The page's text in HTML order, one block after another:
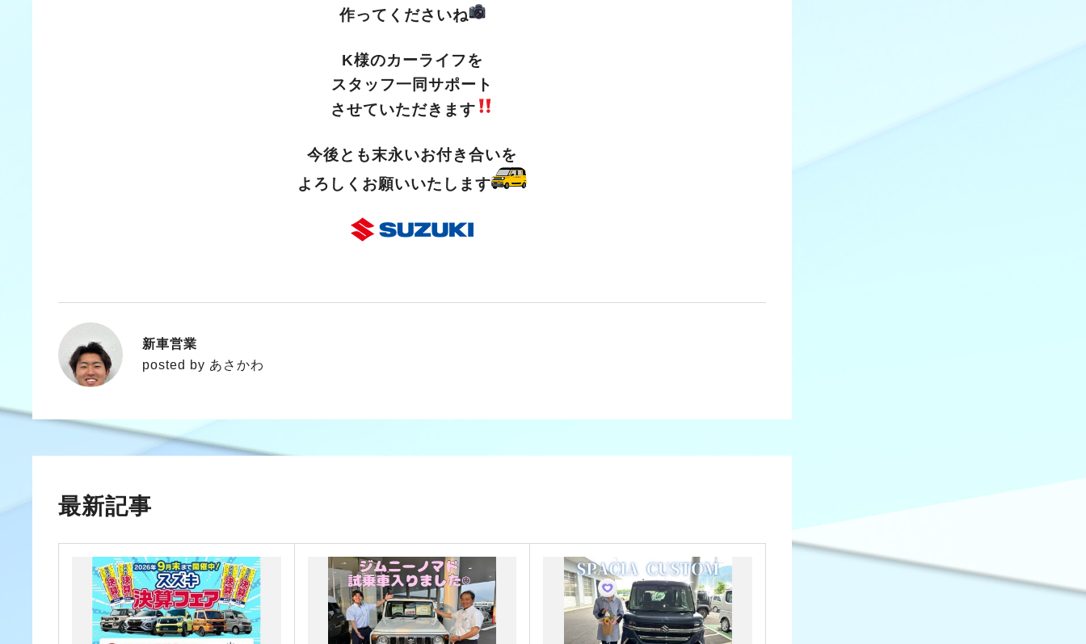
作ってくださいね
K様のカーライフを
スタッフ一同サポート
させていただきます
今後とも末永いお付き合いを
よろしくお願いいたします
あさかわ
新車営業
posted by あさかわ
最新記事